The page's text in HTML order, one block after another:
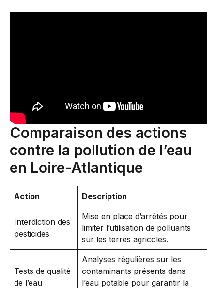
Comparaison des actions
contre la pollution de l’eau
en Loire-Atlantique
Action Description
Interdiction des
pesticides
Mise en place d’arrêtés pour
limiter l’utilisation de polluants
sur les terres agricoles.
Tests de qualité
de l’eau
Analyses régulières sur les
contaminants présents dans
l’eau potable pour garantir la